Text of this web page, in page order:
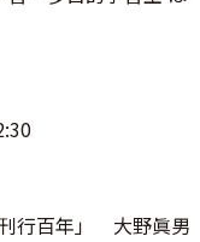
刊行百年」 大野眞男